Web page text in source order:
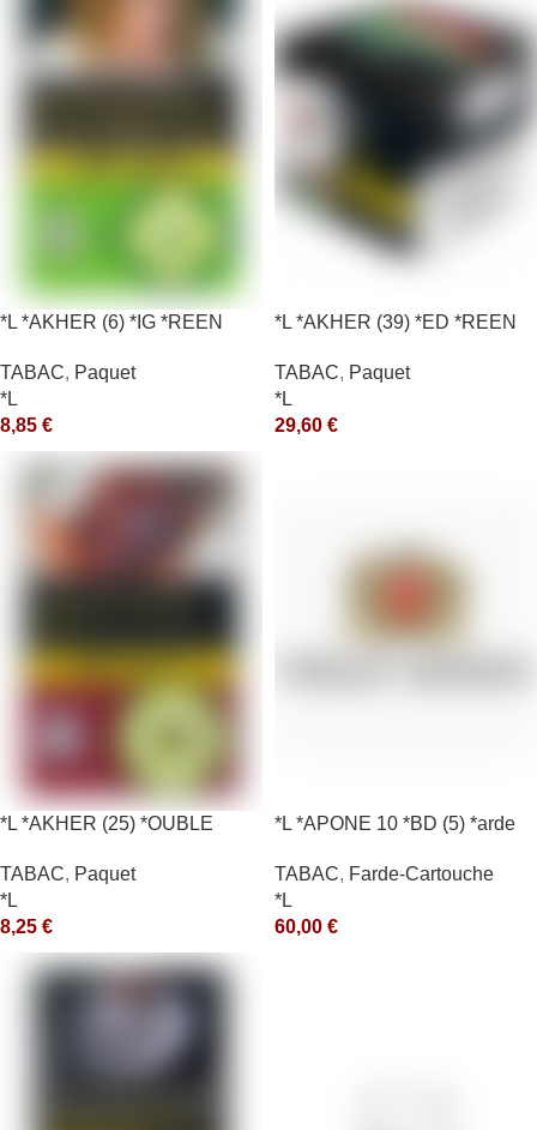
*L *AKHER (6) *IG *REEN
TABAC, Paquet
*L
8,85 €
*L *AKHER (39) *ED *REEN
TABAC, Paquet
*L
29,60 €
*L *AKHER (25) *OUBLE
TABAC, Paquet
*L
8,25 €
*L *APONE 10 *BD (5) *arde
TABAC, Farde-Cartouche
*L
60,00 €